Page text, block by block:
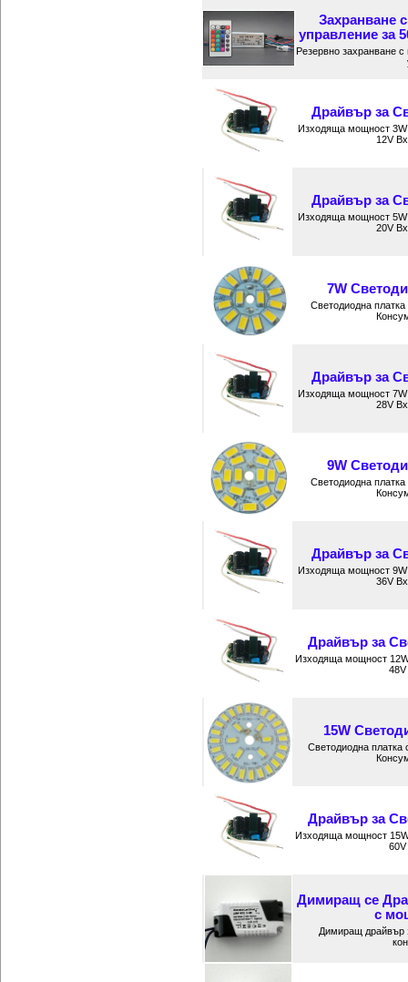
Захранване
управление за
Резервно захранване
Драйвър за
Изходяща мощност
12V
Драйвър за
Изходяща мощност
20V
7W
Светодиодна
Драйвър за
Изходяща мощност
28V
9W
Светодиодна
Драйвър за
Изходяща мощност
36V
Драйвър за
Изходяща мощност
15W
Светодиодна
Драйвър за
Изходяща мощност
Димиращ се
с
Димиращ драйвър